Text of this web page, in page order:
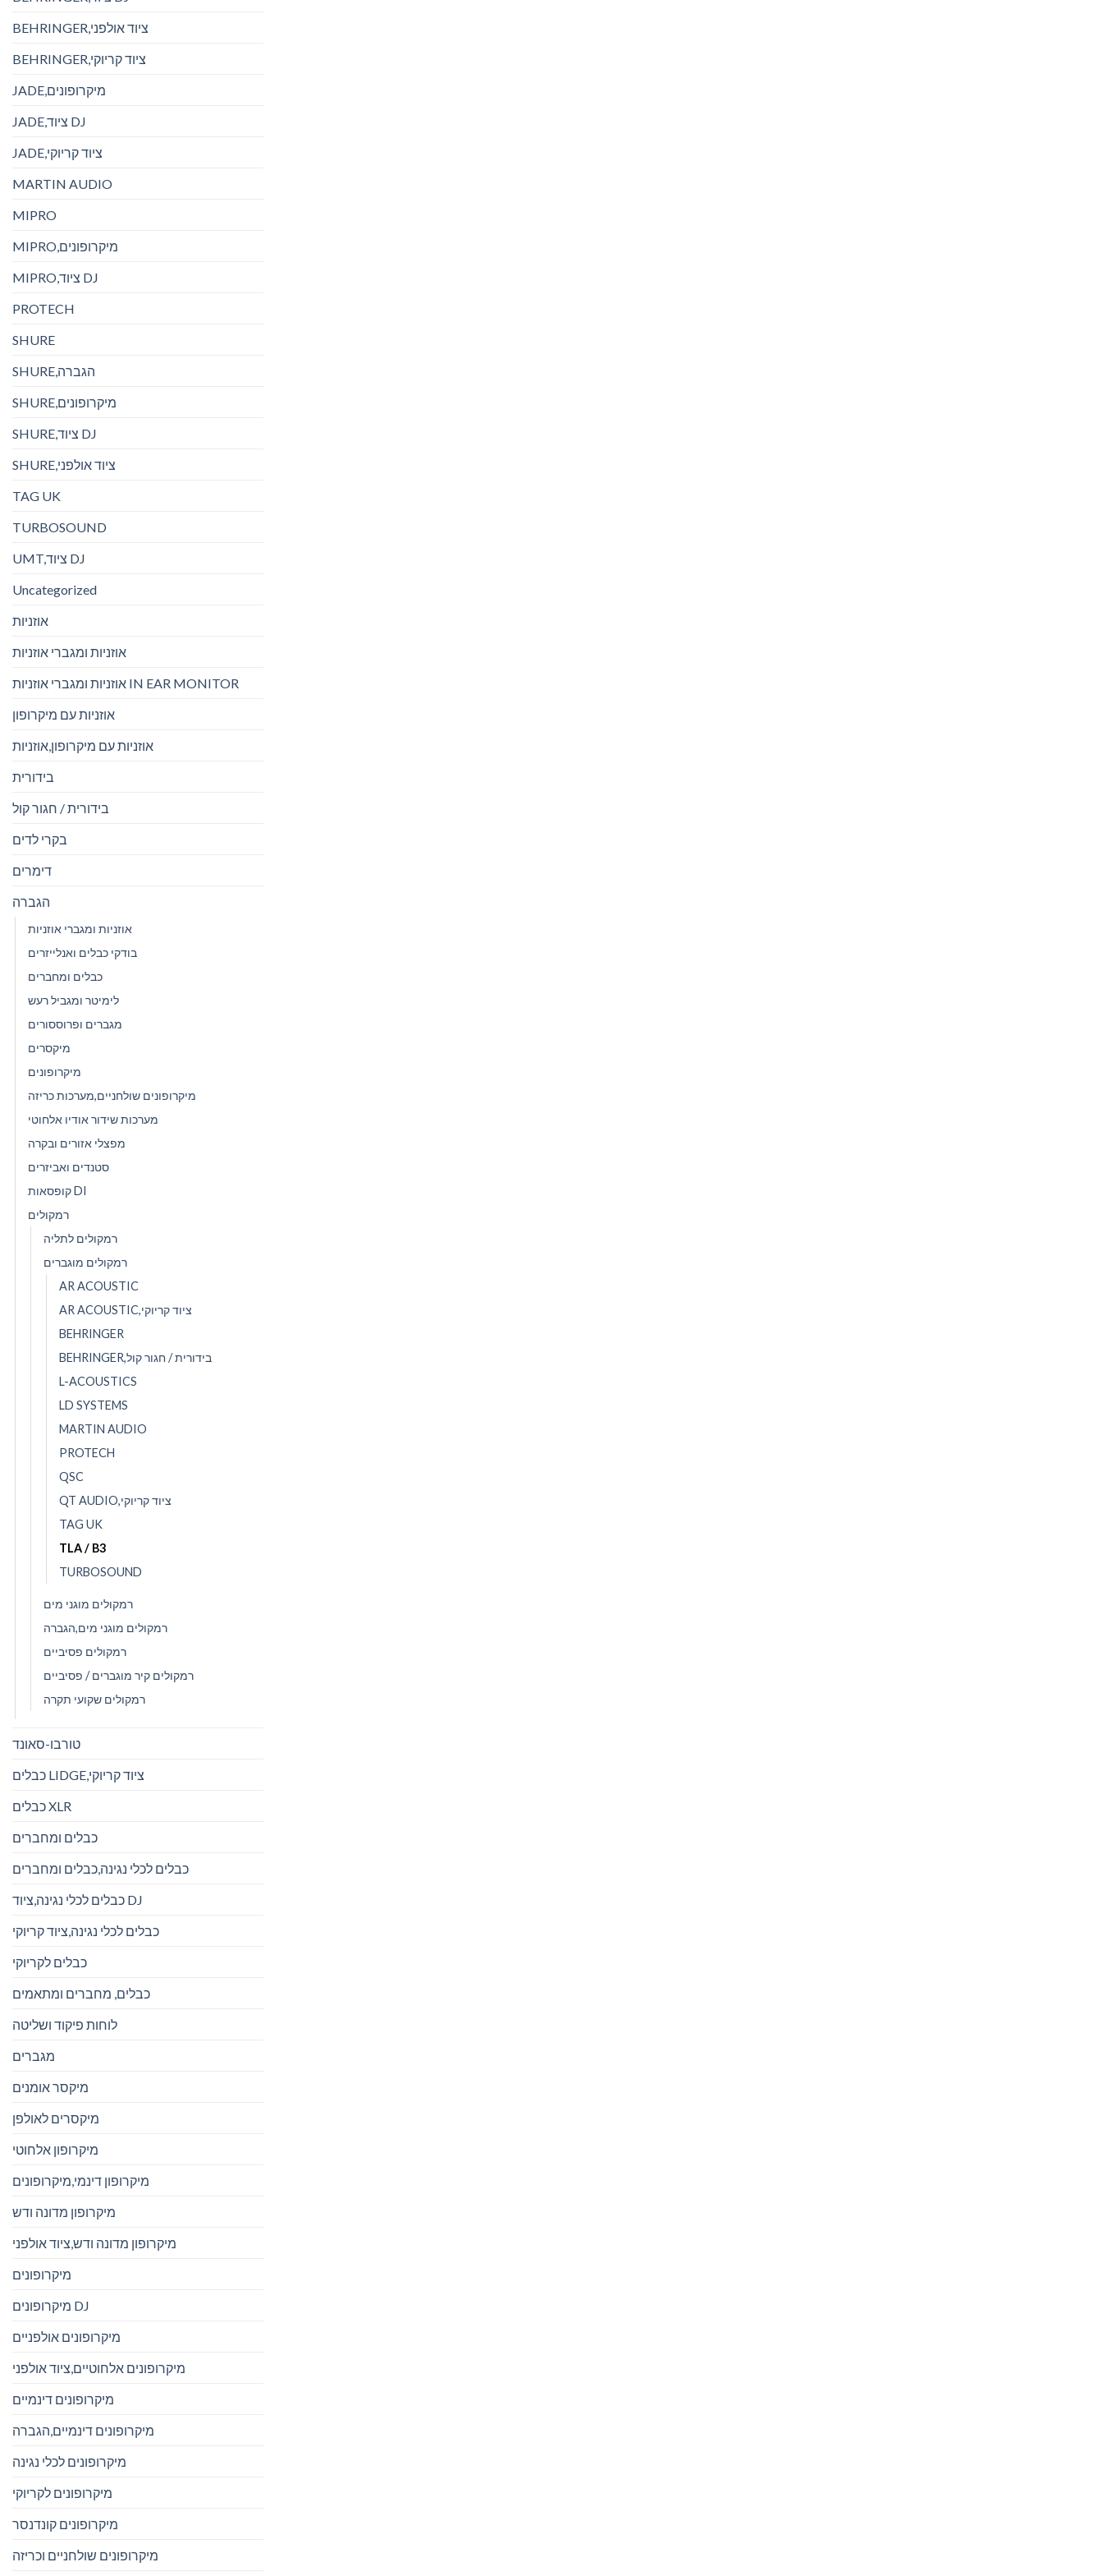
BEHRINGER,ציוד אולפני
BEHRINGER,ציוד קריוקי
JADE,מיקרופונים
JADE,ציוד DJ
JADE,ציוד קריוקי
MARTIN AUDIO
MIPRO
MIPRO,מיקרופונים
MIPRO,ציוד DJ
PROTECH
SHURE
SHURE,הגברה
SHURE,מיקרופונים
SHURE,ציוד DJ
SHURE,ציוד אולפני
TAG UK
TURBOSOUND
UMT,ציוד DJ
Uncategorized
אוזניות
אוזניות ומגברי אוזניות
אוזניות ומגברי אוזניות IN EAR MONITOR
אוזניות עם מיקרופון
אוזניות עם מיקרופון,אוזניות
בידורית
בידורית / חגור קול
בקרי לדים
דימרים
הגברה
אוזניות ומגברי אוזניות
בודקי כבלים ואנלייזרים
כבלים ומחברים
לימיטר ומגביל רעש
מגברים ופרוססורים
מיקסרים
מיקרופונים
מיקרופונים שולחניים,מערכות כריזה
מערכות שידור אודיו אלחוטי
מפצלי אזורים ובקרה
סטנדים ואביזרים
קופסאות DI
רמקולים
רמקולים לתליה
רמקולים מוגברים
AR ACOUSTIC
AR ACOUSTIC,ציוד קריוקי
BEHRINGER
BEHRINGER,בידורית / חגור קול
L-ACOUSTICS
LD SYSTEMS
MARTIN AUDIO
PROTECH
QSC
QT AUDIO,ציוד קריוקי
TAG UK
TLA / B3
TURBOSOUND
רמקולים מוגני מים
רמקולים מוגני מים,הגברה
רמקולים פסיביים
רמקולים קיר מוגברים / פסיביים
רמקולים שקועי תקרה
טורבו-סאונד
כבלים LIDGE,ציוד קריוקי
כבלים XLR
כבלים ומחברים
כבלים לכלי נגינה,כבלים ומחברים
כבלים לכלי נגינה,ציוד DJ
כבלים לכלי נגינה,ציוד קריוקי
כבלים לקריוקי
כבלים, מחברים ומתאמים
לוחות פיקוד ושליטה
מגברים
מיקסר אומנים
מיקסרים לאולפן
מיקרופון אלחוטי
מיקרופון דינמי,מיקרופונים
מיקרופון מדונה ודש
מיקרופון מדונה ודש,ציוד אולפני
מיקרופונים
מיקרופונים DJ
מיקרופונים אולפניים
מיקרופונים אלחוטיים,ציוד אולפני
מיקרופונים דינמיים
מיקרופונים דינמיים,הגברה
מיקרופונים לכלי נגינה
מיקרופונים לקריוקי
מיקרופונים קונדנסר
מיקרופונים שולחניים וכריזה